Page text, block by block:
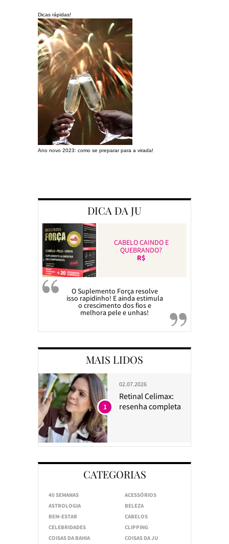
Dicas rápidas!
Ano novo 2023: como se preparar para a virada!
DICA DA JU
CABELO CAINDO E
QUEBRANDO?
R$
O Suplemento Força resolve
isso rapidinho! E ainda estimula
o crescimento dos fios e
melhora pele e unhas!
MAIS LIDOS
02.07.2026
Retinal Celimax:
resenha completa
1
CATEGORIAS
40 SEMANAS
ACESSÓRIOS
ASTROLOGIA
BELEZA
BEM-ESTAR
CABELOS
CELEBRIDADES
CLIPPING
COISAS DA BAHIA
COISAS DA JU